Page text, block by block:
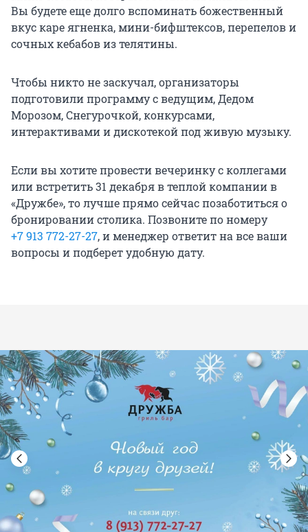
Вы будете еще долго вспоминать божественный
вкус каре ягненка, мини-бифштексов, перепелов и
сочных кебабов из телятины.
Чтобы никто не заскучал, организаторы
подготовили программу с ведущим, Дедом
Морозом, Снегурочкой, конкурсами,
интерактивами и дискотекой под живую музыку.
Если вы хотите провести вечеринку с коллегами
или встретить 31 декабря в теплой компании в
«Дружбе», то лучше прямо сейчас позаботиться о
бронировании столика. Позвоните по номеру
+7 913 772-27-27, и менеджер ответит на все ваши
вопросы и подберет удобную дату.